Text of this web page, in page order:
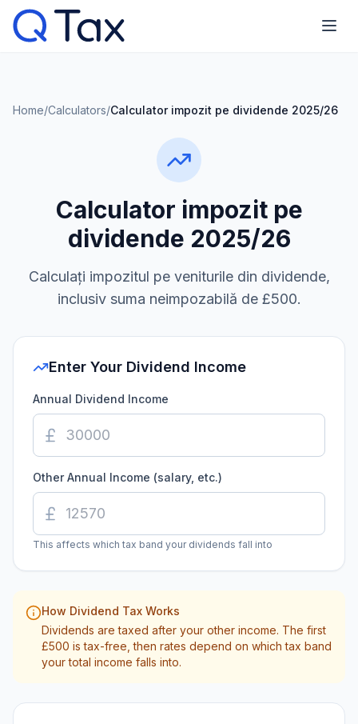
Home/Calculators/Calculator impozit pe dividende 2025/26
Calculator impozit pe
dividende 2025/26
Calculați impozitul pe veniturile din dividende,
inclusiv suma neimpozabilă de £500.
Enter Your Dividend Income
Annual Dividend Income
Other Annual Income (salary, etc.)
This affects which tax band your dividends fall into
How Dividend Tax Works
Dividends are taxed after your other income. The first
£500 is tax-free, then rates depend on which tax band
your total income falls into.